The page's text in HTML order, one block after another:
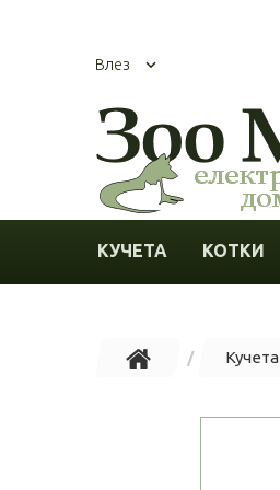
Влез
КУЧЕТА КОТКИ
Кучета